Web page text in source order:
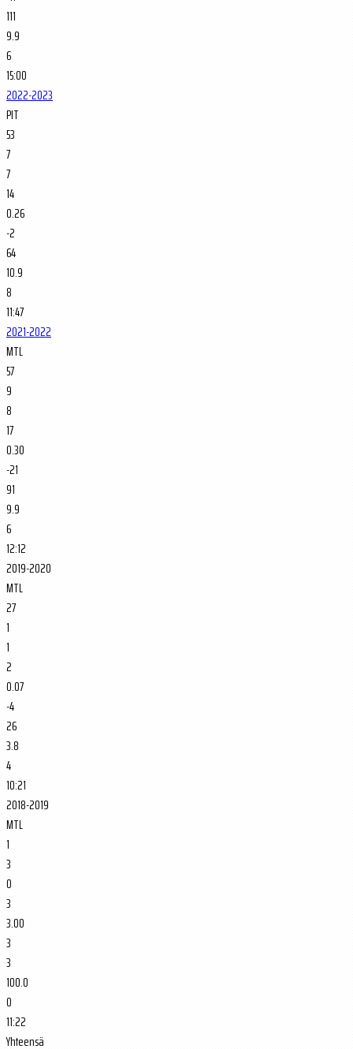
111
9.9
6
15:00
2022-2023
PIT
53
7
7
14
0.26
-2
64
10.9
8
11:47
2021-2022
MTL
57
9
8
17
0.30
-21
91
9.9
6
12:12
2019-2020
MTL
27
1
1
2
0.07
-4
26
3.8
4
10:21
2018-2019
MTL
1
3
0
3
3.00
3
3
100.0
0
11:22
Yhteensä